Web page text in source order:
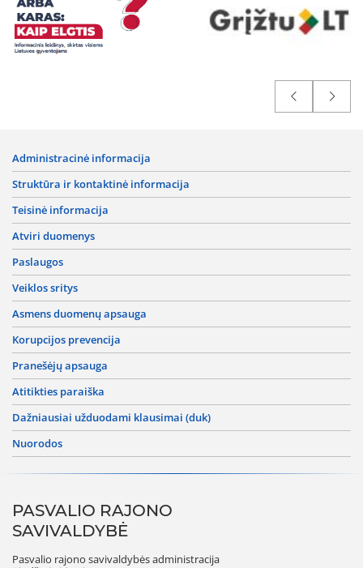
administracinė informacija
struktūra ir kontaktinė informacija
teisinė informacija
atviri duomenys
paslaugos
veiklos sritys
asmens duomenų apsauga
korupcijos prevencija
pranešėjų apsauga
atitikties paraiška
dažniausiai užduodami klausimai (duk)
nuorodos
PASVALIO RAJONO
SAVIVALDYBĖ
Pasvalio rajono savivaldybės administracija